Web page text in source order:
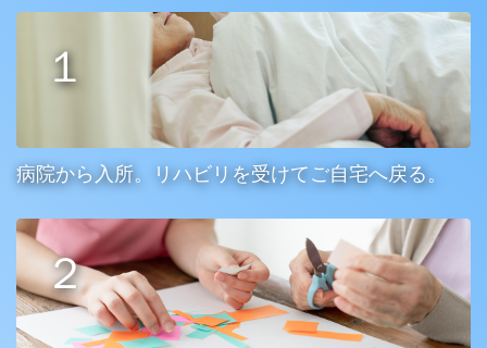
病院から入所。リハビリを受けてご自宅へ戻る。